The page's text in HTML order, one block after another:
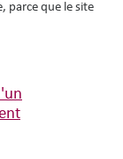
parce que le site